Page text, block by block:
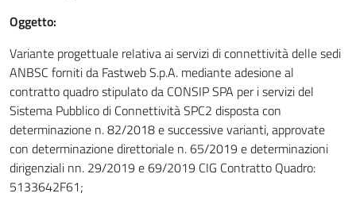
Oggetto:
Variante progettuale relativa ai servizi di connettività delle sedi
ANBSC forniti da Fastweb S.p.A. mediante adesione al
contratto quadro stipulato da CONSIP SPA per i servizi del
Sistema Pubblico di Connettività SPC2 disposta con
determinazione n. 82/2018 e successive varianti, approvate
con determinazione direttoriale n. 65/2019 e determinazioni
dirigenziali nn. 29/2019 e 69/2019 CIG Contratto Quadro:
5133642F61;